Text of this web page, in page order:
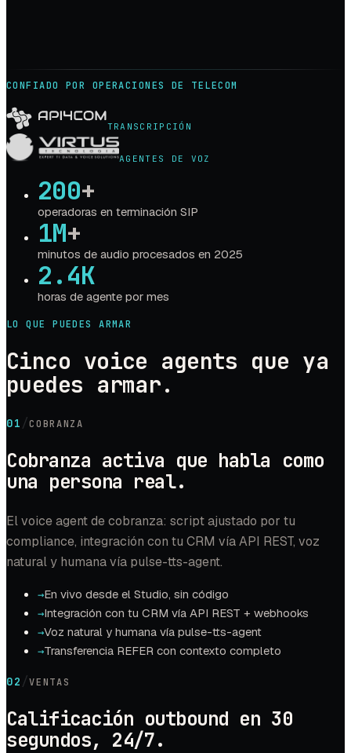
CONFIADO POR OPERACIONES DE TELECOM
TRANSCRIPCIÓN
AGENTES DE VOZ
200+
operadoras en terminación SIP
1M+
minutos de audio procesados en 2025
2.4K
horas de agente por mes
LO QUE PUEDES ARMAR
Cinco voice agents que ya
puedes armar.
01 /COBRANZA
Cobranza activa que habla como
una persona real.
El voice agent de cobranza: script ajustado por tu
compliance, integración con tu CRM vía API REST, voz
natural y humana vía pulse-tts-agent.
→En vivo desde el Studio, sin código
→Integración con tu CRM vía API REST + webhooks
→Voz natural y humana vía pulse-tts-agent
→Transferencia REFER con contexto completo
02 /VENTAS
Calificación outbound en 30
segundos, 24/7.